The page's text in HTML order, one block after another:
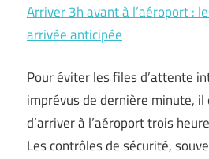
Arriver 3h avant à l’aéroport :
arrivée anticipée
Pour éviter les files d’attente
imprévus de dernière minute, il
d’arriver à l’aéroport trois
Les contrôles de sécurité,